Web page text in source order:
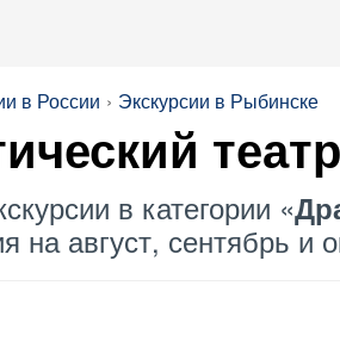
в России Экскурсии в Рыбинске
театр
в категории «
на август, сентябрь и